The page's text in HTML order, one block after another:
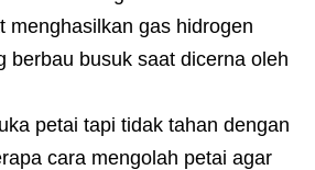
menghasilkan gas hidrogen
berbau busuk saat dicerna oleh
petai tapi tidak tahan dengan
cara mengolah petai agar